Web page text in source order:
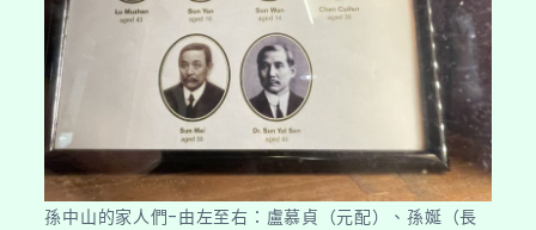
孫中山的家人們-由左至右：盧慕貞（元配）、孫娫（長